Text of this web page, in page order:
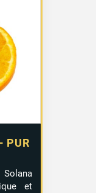
PUR
et